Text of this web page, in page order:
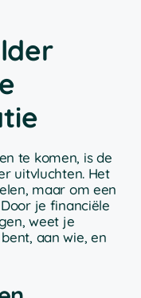
te komen, is de
uitvluchten. Het
maar om een
je financiële
weet je
aan wie, en